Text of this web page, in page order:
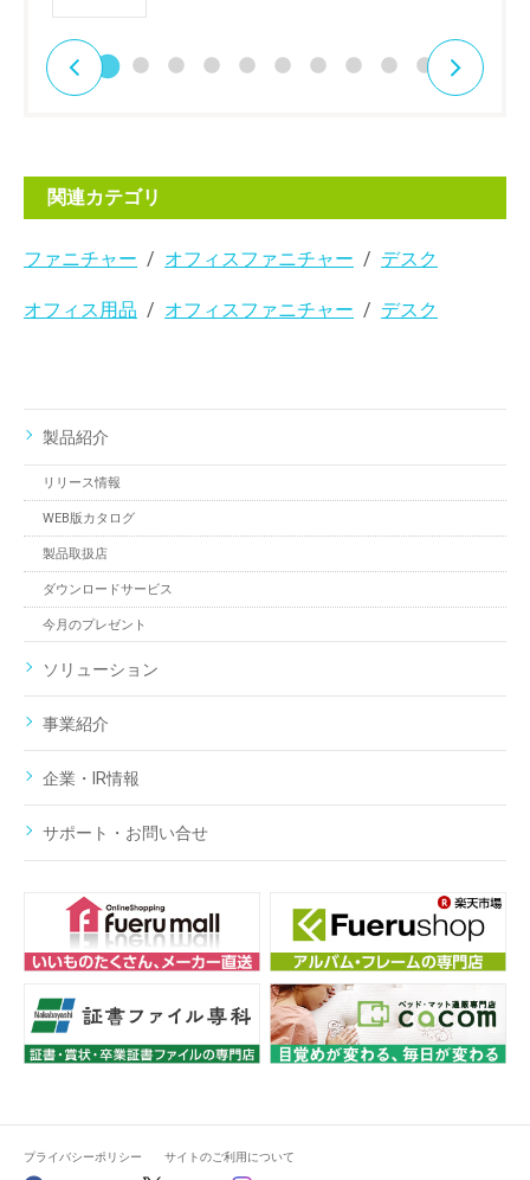
関連カテゴリ
ファニチャー オフィスファニチャー デスク
オフィス用品 オフィスファニチャー デスク
製品紹介
リリース情報
WEB版カタログ
製品取扱店
ダウンロードサービス
今月のプレゼント
ソリューション
事業紹介
企業・IR情報
サポート・お問い合せ
プライバシーポリシー サイトのご利用について